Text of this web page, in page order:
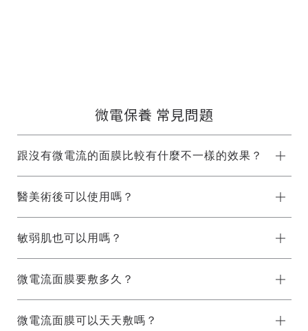
微電保養 常見問題
跟沒有微電流的面膜比較有什麼不一樣的效果？
醫美術後可以使用嗎？
敏弱肌也可以用嗎？
微電流面膜要敷多久？
微電流面膜可以天天敷嗎？